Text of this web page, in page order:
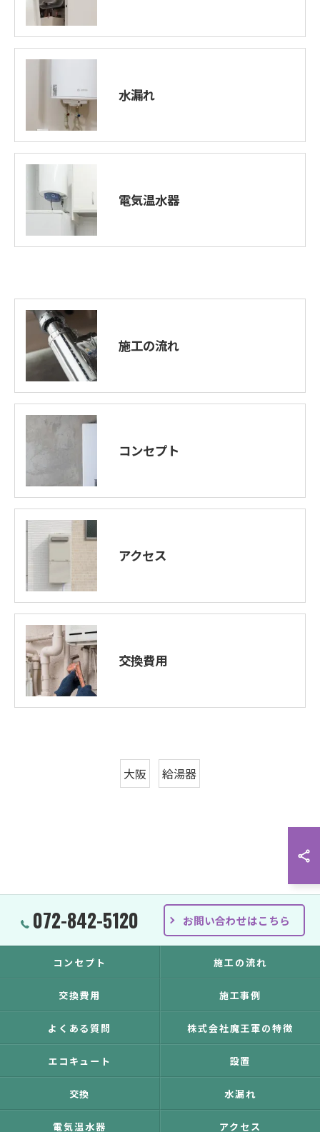
水漏れ
電気温水器
施工の流れ
コンセプト
アクセス
交換費用
大阪 給湯器
072-842-5120 お問い合わせはこちら
コンセプト 施工の流れ
交換費用 施工事例
よくある質問 株式会社魔王軍の特徴
エコキュート 設置
交換 水漏れ
電気温水器 アクセス